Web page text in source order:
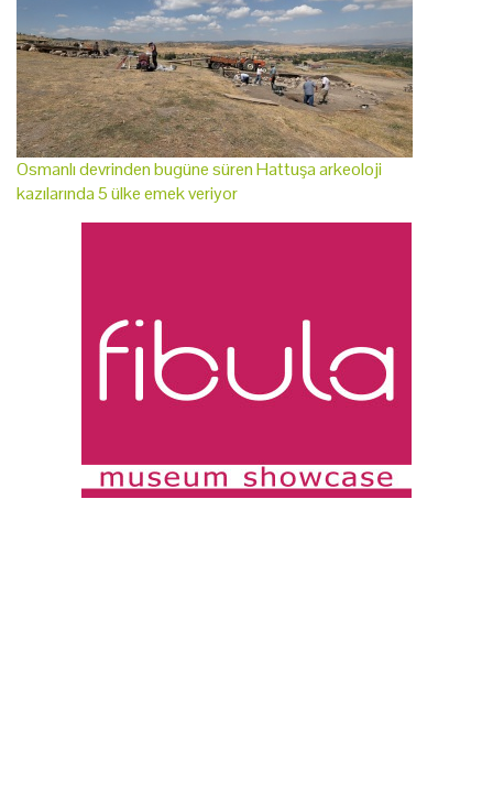
Osmanlı devrinden bugüne süren Hattuşa arkeoloji
kazılarında 5 ülke emek veriyor